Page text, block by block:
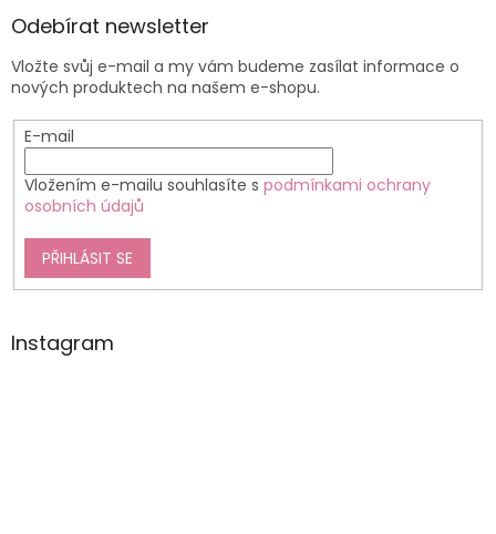
Odebírat newsletter
Vložte svůj e-mail a my vám budeme zasílat informace o
nových produktech na našem e-shopu.
E-mail
Vložením e-mailu souhlasíte s podmínkami ochrany
osobních údajů
PŘIHLÁSIT SE
Instagram